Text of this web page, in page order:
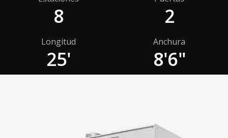
8 2
Longitud
25'
Anchura
8'6"